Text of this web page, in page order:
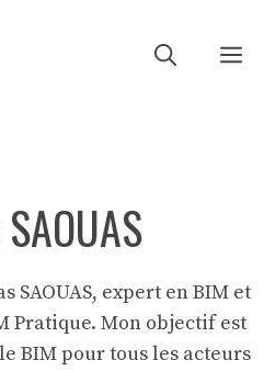
SAOUAS, expert en BIM et
Pratique. Mon objectif est
BIM pour tous les acteurs